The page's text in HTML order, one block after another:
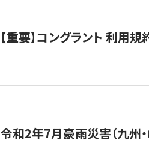
【重要】コングラント 利用
令和2年7月豪雨災害（九州